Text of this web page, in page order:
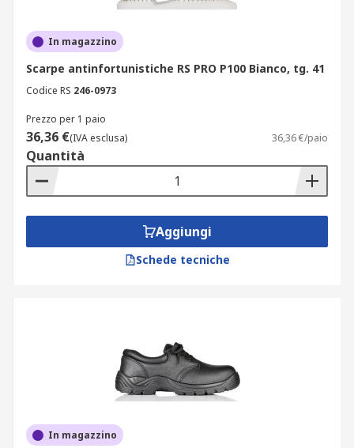
In magazzino
Scarpe antinfortunistiche RS PRO P100 Bianco, tg. 41
Codice RS 246-0973
Prezzo per 1 paio
36,36 €(IVA esclusa) 36,36 €/paio
Quantità
Aggiungi
Schede tecniche
In magazzino